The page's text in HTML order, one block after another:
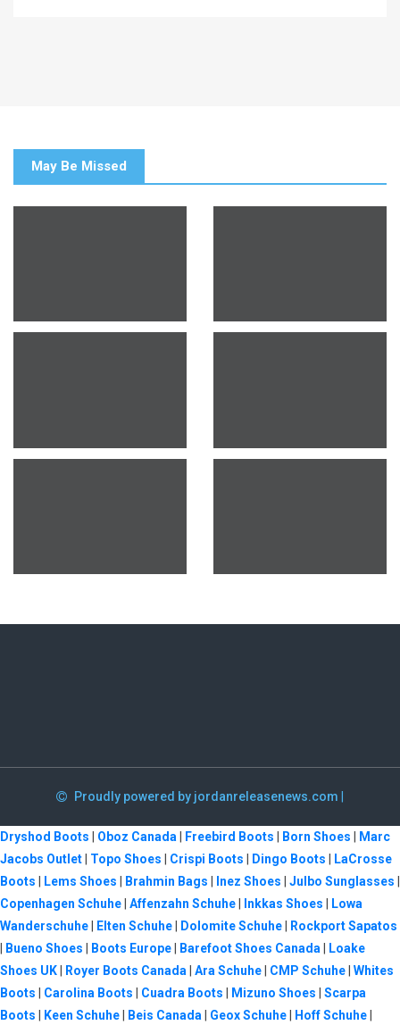
May Be Missed
Proudly powered by jordanreleasenews.com
Dryshod Boots Oboz Canada Freebird Boots Born Shoes
Marc
Jacobs Outlet
Topo Shoes Crispi Boots Dingo Boots
LaCrosse
Boots
Lems Shoes Brahmin Bags Inez Shoes Julbo Sunglasses
Copenhagen Schuhe Affenzahn Schuhe Inkkas Shoes
Lowa
Wanderschuhe
Elten Schuhe Dolomite Schuhe
Rockport Sapatos
Bueno Shoes Boots Europe Barefoot Shoes Canada
Loake
Shoes UK
Royer Boots Canada Ara Schuhe CMP Schuhe Whites
Boots
Carolina Boots Cuadra Boots Mizuno Shoes
Scarpa
Boots
Keen Schuhe Beis Canada Geox Schuhe Hoff Schuhe